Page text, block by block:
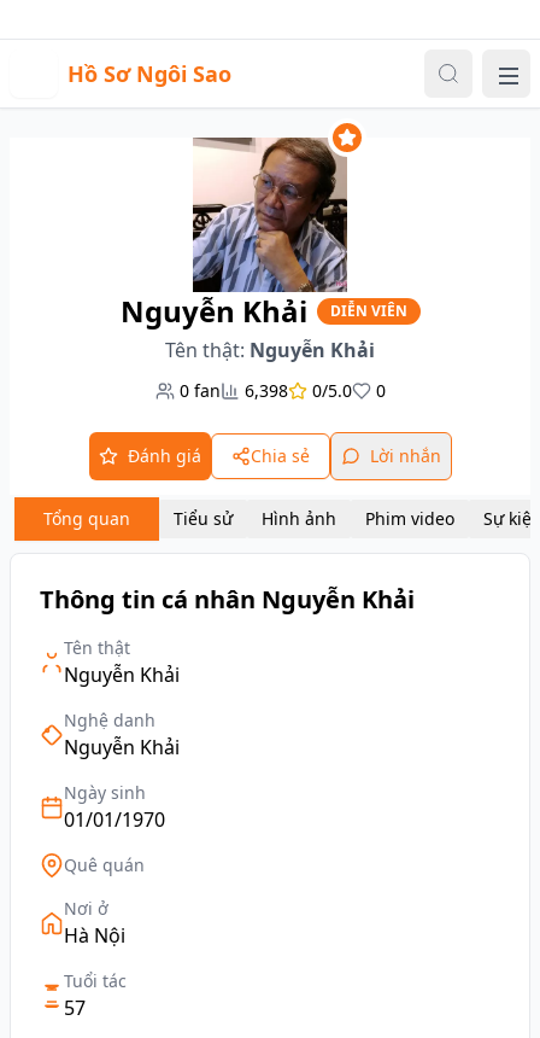
Hồ Sơ Ngôi Sao
Nguyễn Khải DIỄN VIÊN
Tên thật: Nguyễn Khải
0 fan 6,398 0/5.0 0
Đánh giá Chia sẻ Lời nhắn
Tổng quan Tiểu sử Hình ảnh Phim video Sự
Thông tin cá nhân Nguyễn Khải
Tên thật
Nguyễn Khải
Nghệ danh
Nguyễn Khải
Ngày sinh
01/01/1970
Quê quán
Nơi ở
Hà Nội
Tuổi tác
57